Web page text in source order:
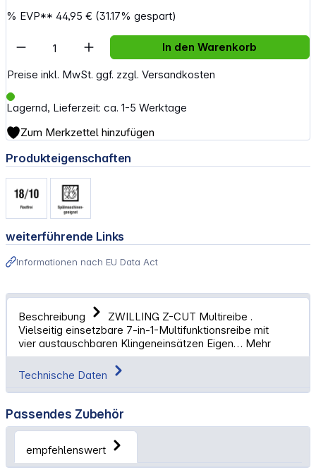
% EVP**44,95 € (31.17% gespart)
Preise inkl. MwSt. ggf. zzgl. Versandkosten
Lagernd, Lieferzeit: ca. 1-5 Werktage
Artikel Anzahl: Gib den gewünschten
In den Warenkorb
Zum Merkzettel hinzufügen
Produkteigenschaften
weiterführende Links
Informationen nach EU Data Act
Beschreibung
ZWILLING Z-CUT Multireibe .
Vielseitig einsetzbare 7-in-1-Multifunktionsreibe mit
vier austauschbaren Klingeneinsätzen Eigen… Mehr
Technische Daten
Passendes Zubehör
empfehlenswert